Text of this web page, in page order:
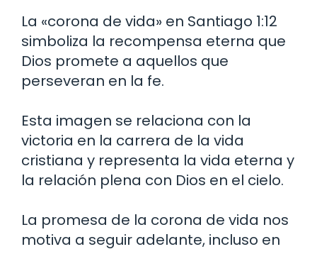
La «corona de vida» en Santiago 1:12
simboliza la recompensa eterna que
Dios promete a aquellos que
perseveran en la fe.
Esta imagen se relaciona con la
victoria en la carrera de la vida
cristiana y representa la vida eterna y
la relación plena con Dios en el cielo.
La promesa de la corona de vida nos
motiva a seguir adelante, incluso en